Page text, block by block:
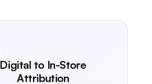
Digital to In-Store
Attribution